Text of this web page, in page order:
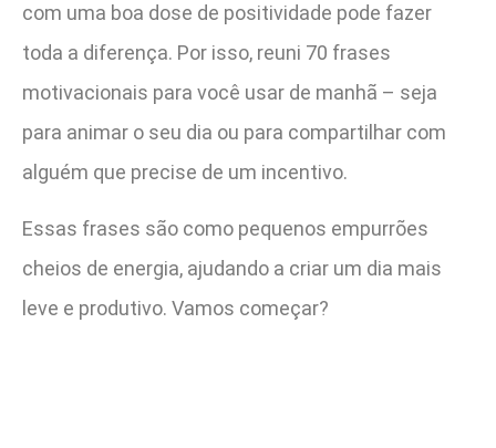
com uma boa dose de positividade pode fazer
toda a diferença. Por isso, reuni 70 frases
motivacionais para você usar de manhã – seja
para animar o seu dia ou para compartilhar com
alguém que precise de um incentivo.
Essas frases são como pequenos empurrões
cheios de energia, ajudando a criar um dia mais
leve e produtivo. Vamos começar?